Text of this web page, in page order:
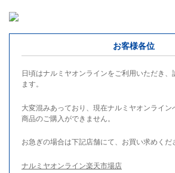
お客様各位
日頃はナルミヤオンラインをご利用いただき
ます。
大変混みあっており、現在ナルミヤオンライン
商品のご購入ができません。
お急ぎの場合は下記店舗にて、お買い求めくだ
ナルミヤオンライン楽天市場店